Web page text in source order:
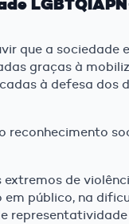
que a sociedade
graças à
à defesa dos
reconhecimento
de
público, na